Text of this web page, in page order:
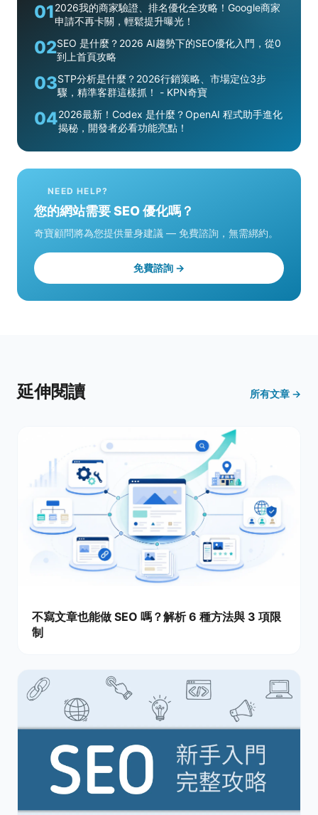
012026我的商家驗證、排名優化全攻略！Google商家
申請不再卡關，輕鬆提升曝光！
02SEO 是什麼？2026 AI趨勢下的SEO優化入門，從0
到上首頁攻略
03STP分析是什麼？2026行銷策略、市場定位3步
驟，精準客群這樣抓！ - KPN奇寶
042026最新！Codex 是什麼？OpenAI 程式助手進化
揭秘，開發者必看功能亮點！
NEED HELP?
您的網站需要 SEO 優化嗎？
奇寶顧問將為您提供量身建議 — 免費諮詢，無需綁約。
免費諮詢 →
延伸閱讀 所有文章 →
不寫文章也能做 SEO 嗎？解析 6 種方法與 3 項限
制